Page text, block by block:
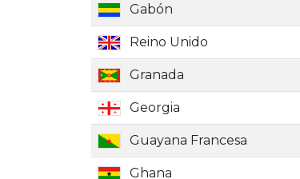
Gabón
Reino Unido
Granada
Georgia
Guayana Francesa
Ghana